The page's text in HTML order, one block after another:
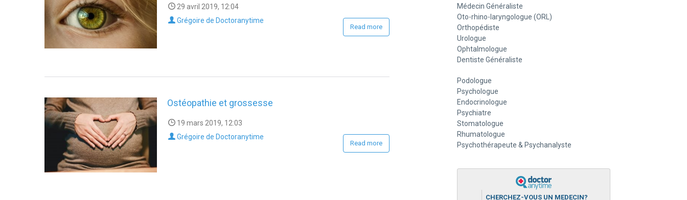
29 avril 2019, 12:04
Grégoire de Doctoranytime
Read more
Ostéopathie et grossesse
19 mars 2019, 12:03
Grégoire de Doctoranytime
Read more
Médecin Généraliste
Oto-rhino-laryngologue (ORL)
Orthopédiste
Urologue
Ophtalmologue
Dentiste Généraliste
Podologue
Psychologue
Endocrinologue
Psychiatre
Stomatologue
Rhumatologue
Psychothérapeute & Psychanalyste
CHERCHEZ-VOUS UN MEDECIN?